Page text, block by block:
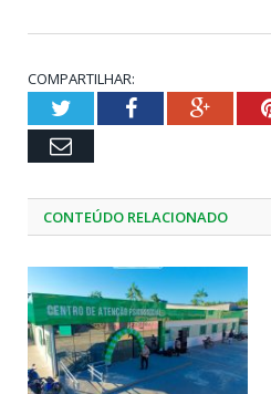
COMPARTILHAR:
TwitterFacebook
Email
CONTEÚDO RELACIONADO